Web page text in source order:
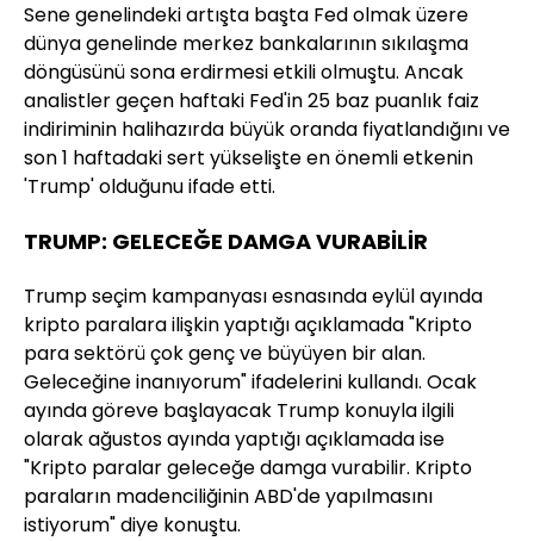
Sene genelindeki artışta başta Fed olmak üzere
dünya genelinde merkez bankalarının sıkılaşma
döngüsünü sona erdirmesi etkili olmuştu. Ancak
analistler geçen haftaki Fed'in 25 baz puanlık faiz
indiriminin halihazırda büyük oranda fiyatlandığını ve
son 1 haftadaki sert yükselişte en önemli etkenin
'Trump' olduğunu ifade etti.
TRUMP: GELECEĞE DAMGA VURABİLİR
Trump seçim kampanyası esnasında eylül ayında
kripto paralara ilişkin yaptığı açıklamada "Kripto
para sektörü çok genç ve büyüyen bir alan.
Geleceğine inanıyorum" ifadelerini kullandı. Ocak
ayında göreve başlayacak Trump konuyla ilgili
olarak ağustos ayında yaptığı açıklamada ise
"Kripto paralar geleceğe damga vurabilir. Kripto
paraların madenciliğinin ABD'de yapılmasını
istiyorum" diye konuştu.